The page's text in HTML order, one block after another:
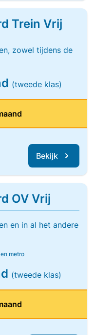
Trein Vrij
zowel tijdens de
(tweede klas)
Bekijk
OV Vrij
en in al het andere
metro
(tweede klas)